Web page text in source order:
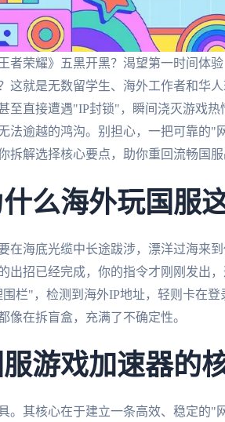
者荣耀》五黑开黑？渴望第一时间体
这就是无数留学生、海外工作者和华
至直接遭遇"IP封锁"，瞬间浇灭游戏
法逾越的鸿沟。别担心，一把可靠
拆解选择核心要点，助你重回流畅国服
么海外玩国服这
在海底光缆中长途跋涉，漂洋过海来
出招已经完成，你的指令才刚刚发出
栏"，检测到海外IP地址，轻则卡在
像在拆盲盒，充满了不确定性。
游戏加速器的
。其核心在于建立一条高效、稳定的"